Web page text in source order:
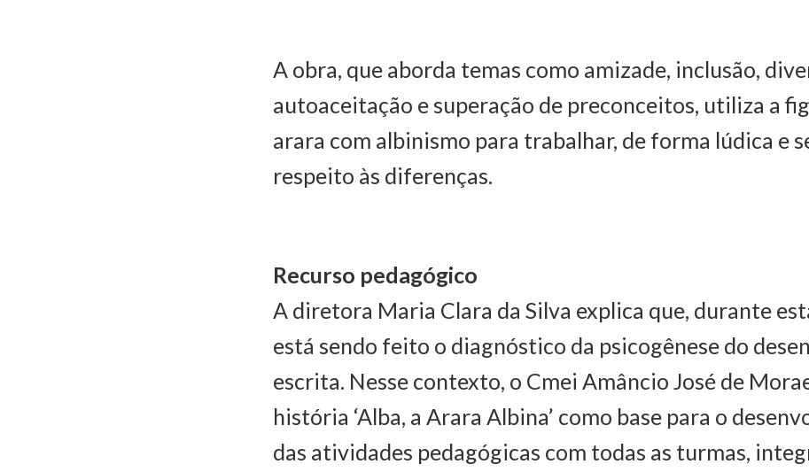
A obra, que aborda temas como amizade, inclusão,
autoaceitação e superação de preconceitos, utiliza a
arara com albinismo para trabalhar, de forma lúdica e
respeito às diferenças.
Recurso pedagógico
A diretora Maria Clara da Silva explica que, durante
está sendo feito o diagnóstico da psicogênese do
escrita. Nesse contexto, o Cmei Amâncio José de
história ‘Alba, a Arara Albina’ como base para o
das atividades pedagógicas com todas as turmas,